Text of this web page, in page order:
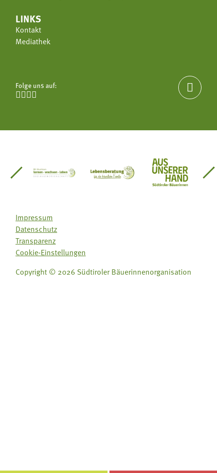
LINKS
Kontakt
Mediathek
Folge uns auf:


Südtirol
Gärtnervereinigung
Sozialgenossenschaft Mit Bäuerinnen lernen -
Lebensberatung für dieAus unserer
Impressum
Datenschutz
Transparenz
Cookie-Einstellungen
Copyright © 2026 Südtiroler Bäuerinnenorganisation